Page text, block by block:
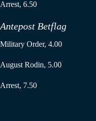
Arrest, 6.50
Antepost Betflag
Military Order, 4.00
August Rodin, 5.00
Arrest, 7.50